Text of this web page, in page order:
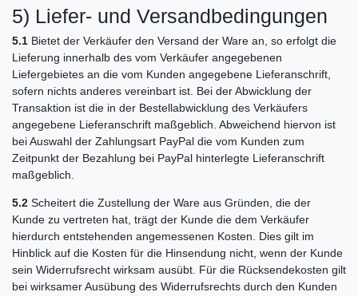
5) Liefer- und Versandbedingungen
5.1 Bietet der Verkäufer den Versand der Ware an, so erfolgt die
Lieferung innerhalb des vom Verkäufer angegebenen
Liefergebietes an die vom Kunden angegebene Lieferanschrift,
sofern nichts anderes vereinbart ist. Bei der Abwicklung der
Transaktion ist die in der Bestellabwicklung des Verkäufers
angegebene Lieferanschrift maßgeblich. Abweichend hiervon ist
bei Auswahl der Zahlungsart PayPal die vom Kunden zum
Zeitpunkt der Bezahlung bei PayPal hinterlegte Lieferanschrift
maßgeblich.
5.2 Scheitert die Zustellung der Ware aus Gründen, die der
Kunde zu vertreten hat, trägt der Kunde die dem Verkäufer
hierdurch entstehenden angemessenen Kosten. Dies gilt im
Hinblick auf die Kosten für die Hinsendung nicht, wenn der Kunde
sein Widerrufsrecht wirksam ausübt. Für die Rücksendekosten gilt
bei wirksamer Ausübung des Widerrufsrechts durch den Kunden